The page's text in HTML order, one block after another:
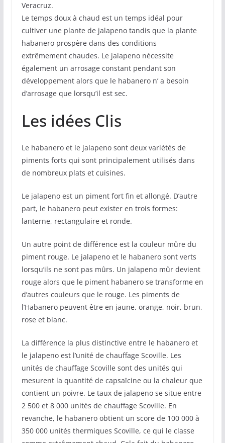
Veracruz.
Le temps doux à chaud est un temps idéal pour
cultiver une plante de jalapeno tandis que la plante
habanero prospère dans des conditions
extrêmement chaudes. Le jalapeno nécessite
également un arrosage constant pendant son
développement alors que le habanero n’ a besoin
d’arrosage que lorsqu’il est sec.
Les idées Clis
Le habanero et le jalapeno sont deux variétés de
piments forts qui sont principalement utilisés dans
de nombreux plats et cuisines.
Le jalapeno est un piment fort fin et allongé. D’autre
part, le habanero peut exister en trois formes:
lanterne, rectangulaire et ronde.
Un autre point de différence est la couleur mûre du
piment rouge. Le jalapeno et le habanero sont verts
lorsqu’ils ne sont pas mûrs. Un jalapeno mûr devient
rouge alors que le piment habanero se transforme en
d’autres couleurs que le rouge. Les piments de
l’Habanero peuvent être en jaune, orange, noir, brun,
rose et blanc.
La différence la plus distinctive entre le habanero et
le jalapeno est l’unité de chauffage Scoville. Les
unités de chauffage Scoville sont des unités qui
mesurent la quantité de capsaïcine ou la chaleur que
contient un poivre. Le taux de jalapeno se situe entre
2 500 et 8 000 unités de chauffage Scoville. En
revanche, le habanero obtient un score de 100 000 à
350 000 unités thermiques Scoville, ce qui le classe